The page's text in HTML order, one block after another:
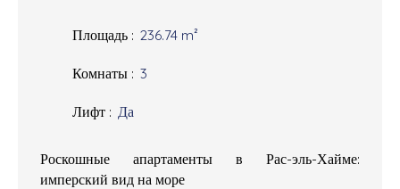
Площадь : 236.74 m²
Комнаты : 3
Лифт : Да
Роскошные апартаменты в Рас-эль-Хайме:
имперский вид на море